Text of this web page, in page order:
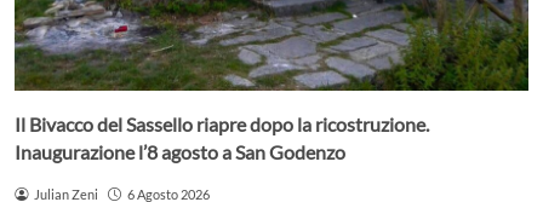
Il Bivacco del Sassello riapre dopo la ricostruzione.
Inaugurazione l’8 agosto a San Godenzo
Julian Zeni 6 Agosto 2026